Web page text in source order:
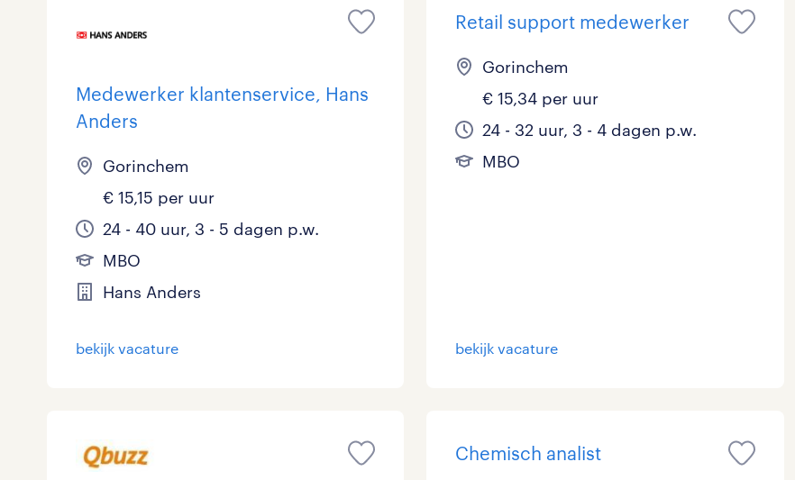
toon 139 resultaten
Medewerker klantenservice, Hans
Anders
Gorinchem
€ 15,15 per uur
24 - 40 uur, 3 - 5 dagen p.w.
MBO
Hans Anders
bekijk vacature
Retail support medewerker
Gorinchem
€ 15,34 per uur
24 - 32 uur, 3 - 4 dagen p.w.
MBO
bekijk vacature
Chemisch analist